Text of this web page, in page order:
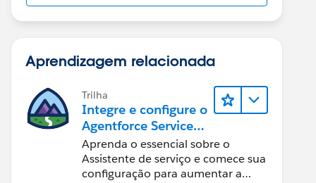
Aprendizagem relacionada
Trilha
Integre e configure o
Agentforce Service
Assistant (Assistente
de serviço do
Agentforce)
Aprenda o essencial sobre o
Assistente de serviço e comece sua
configuração para aumentar a